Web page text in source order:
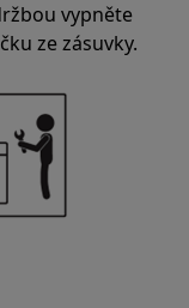
vypněte
ze zásuvky.